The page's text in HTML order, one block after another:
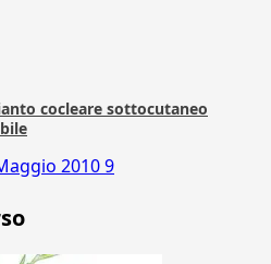
cocleare sottocutaneo
20109